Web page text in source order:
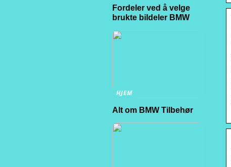
Fordeler ved å velge
brukte bildeler BMW
HJEM
Alt om BMW Tilbehør